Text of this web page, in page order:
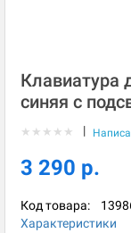
Клавиатура
синяя с
★ ★ ★ ★ ★ |
3 290 р.
Код товара:
Характеристики